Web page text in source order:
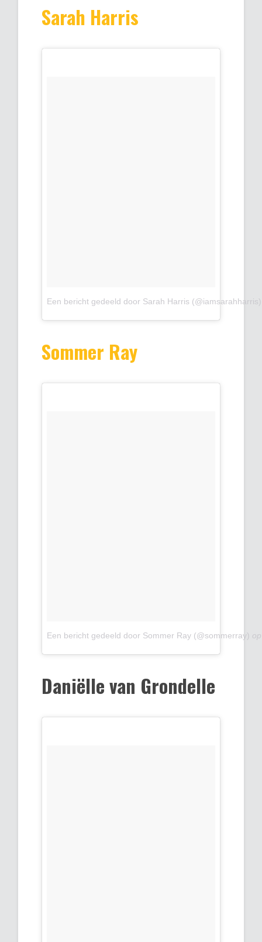
Sarah Harris
Een bericht gedeeld door Sarah Harris (@iamsarahharris)
Sommer Ray
Een bericht gedeeld door Sommer Ray (@sommerray)
Daniëlle van Grondelle